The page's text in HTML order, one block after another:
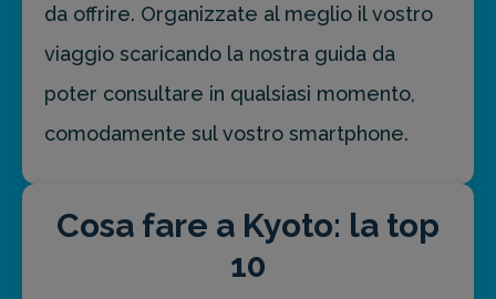
da offrire. Organizzate al meglio il vostro
viaggio scaricando la nostra guida da
poter consultare in qualsiasi momento,
comodamente sul vostro smartphone.
Cosa fare a Kyoto: la top
10